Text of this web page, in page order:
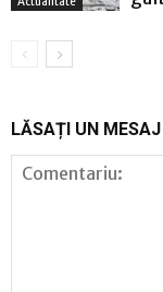
LĂSAȚI UN MESAJ